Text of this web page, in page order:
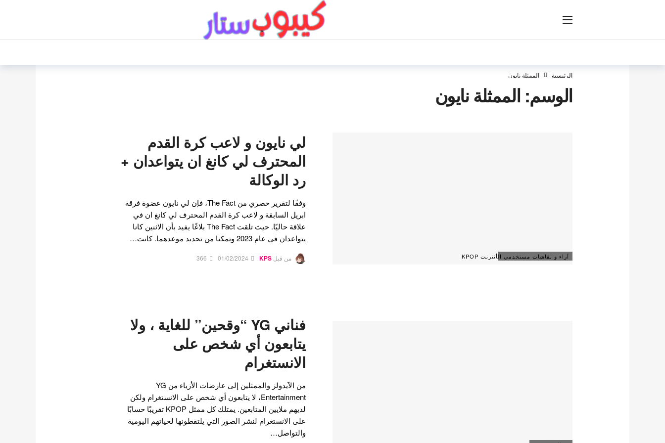
الرئيسية الممثلة نايون
الوسم:الممثلة نايون
آراء و نقاشات مستخدمي الأنترنت KPOP
لي نايون و لاعب كرة القدم
المحترف لي كانغ ان يتواعدان +
رد الوكالة
وفقًا لتقرير حصري من The Fact، فإن لي نايون عضوة فرقة
ابريل السابقة و لاعب كرة القدم المحترف لي كانغ ان في
علاقة حاليًا. حيث تلقت The Fact بلاغًا يفيد بأن الاثنين كانا
يتواعدان في عام 2023 وتمكنا من تحديد موعدهما. كانت…
من قبل KPS
01/02/2024
366
فناني YG “وقحين” للغاية ، ولا
يتابعون أي شخص على
الانستغرام
من الآيدولز والممثلين إلى عارضات الأزياء من YG
Entertainment، لا يتابعون أي شخص على الانستغرام ولكن
لديهم ملايين المتابعين. يمتلك كل ممثل KPOP تقريبًا حسابًا
على الانستغرام لنشر الصور التي يلتقطونها لحياتهم اليومية
والتواصل…